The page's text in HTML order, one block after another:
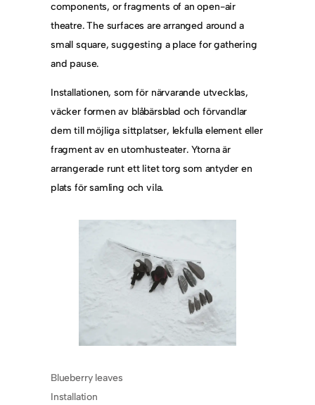
components, or fragments of an open-air
theatre. The surfaces are arranged around a
small square, suggesting a place for gathering
and pause.
Installationen, som för närvarande utvecklas,
väcker formen av blåbärsblad och förvandlar
dem till möjliga sittplatser, lekfulla element eller
fragment av en utomhusteater. Ytorna är
arrangerade runt ett litet torg som antyder en
plats för samling och vila.
Blueberry leaves
Installation